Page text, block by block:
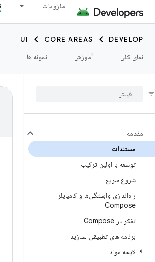
ملزومات
DEVELOP
CORE AREAS
UI
نمای کلی
آموزش نمونه ها
مقدمه
مستندات
توسعه با اولین ترکیب
شروع سریع
راه‌اندازی وابستگی‌ها و کامپایلر
Compose
تفکر در Compose
برنامه های تطبیقی ​​بسازید
لایحه مواد